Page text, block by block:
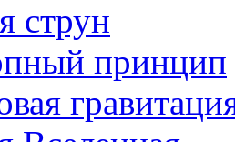
струн
принцип